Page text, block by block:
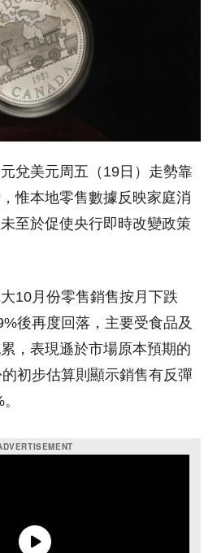
兌美元周五（19日）走勢靠
惟本地零售數據反映家庭消
至於促使央行即時改變政策
10月份零售銷售按月下跌
後再度回落，主要受食品及
，表現遜於市場原本預期的
初步估算則顯示銷售有反彈